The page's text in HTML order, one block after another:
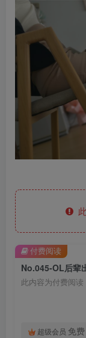
此
No.045-OL后辈
此内容为付费阅
超级会员 免费
付费阅读